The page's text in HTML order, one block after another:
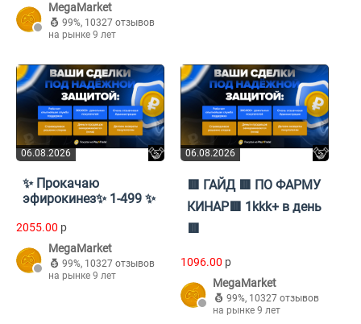
MegaMarket
99%, 10327 отзывов
на рынке 9 лет
06.08.2026
✨ Прокачаю
эфирокинез✨ 1-499 ✨
2055.00 p
MegaMarket
99%, 10327 отзывов
на рынке 9 лет
06.08.2026
🟥 ГАЙД 🟥 ПО ФАРМУ
КИНАР🟥 1kkk+ в день
1096.00 p
MegaMarket
99%, 10327 отзывов
на рынке 9 лет